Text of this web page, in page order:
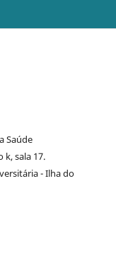
Saúde
k, sala 17.
- Ilha do